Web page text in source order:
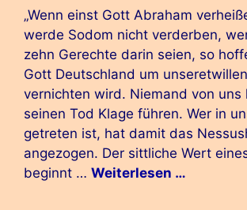
„Wenn einst Gott Abraham
werde Sodom nicht verderben,
zehn Gerechte darin seien, so
Gott Deutschland um
vernichten wird. Niemand von uns
seinen Tod Klage führen. Wer in
getreten ist, hat damit das
angezogen. Der sittliche Wert
beginnt … Weiterlesen …